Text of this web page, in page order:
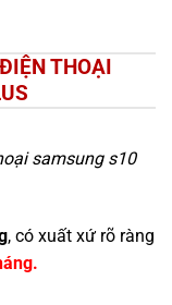
THOẠI
samsung s10
, có xuất xứ rõ ràng